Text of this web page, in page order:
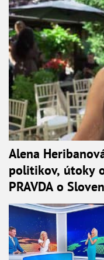
Alena
politikov, útoky
PRAVDA o